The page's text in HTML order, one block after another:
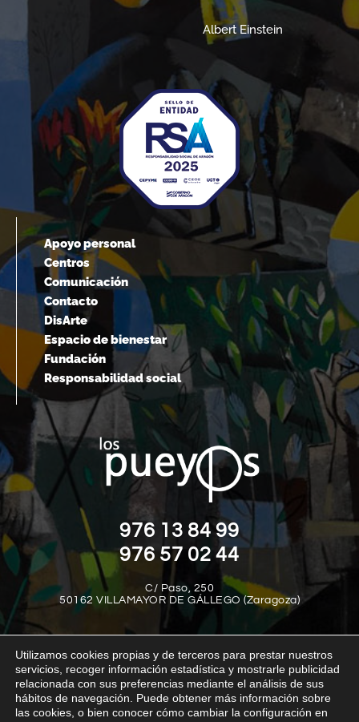
Albert Einstein
Apoyo personal
Centros
Comunicación
Contacto
DisArte
Espacio de bienestar
Fundación
Responsabilidad social
976 13 84 99
976 57 02 44
C/ Paso, 250
50162 VILLAMAYOR DE GÁLLEGO (Zaragoza)
Aviso legal Política de privacidad Política de cookies
Utilizamos cookies propias y de terceros para prestar nuestros
servicios, recoger información estadística y mostrarle publicidad
relacionada con sus preferencias mediante el análisis de sus
hábitos de navegación. Puede obtener más información sobre
las cookies, o bien conocer cómo cambiar la configuración en